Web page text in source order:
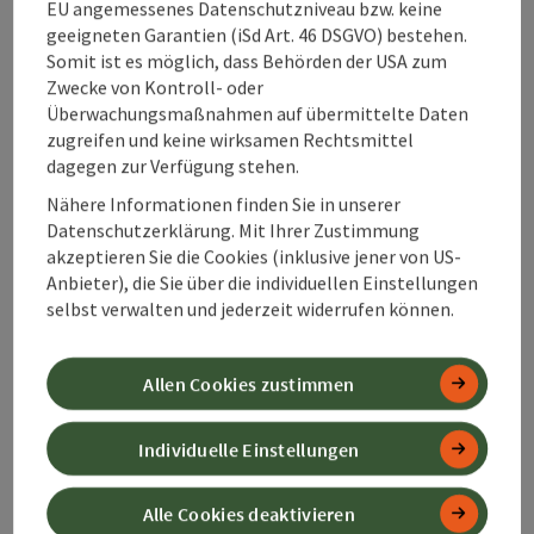
Bewirtschaftung mit Erfahrung und Sorgfalt weiter –
im Einklang mit Natur und Jahreszeiten. So bleibt die
artenreiche Tier- und Pflanzenwelt erhalten.
Wer hier einkehrt, erlebt Landschaft und Herkunft
zugleich – bei regionalen Almschmankerlnin einer der
bewirtschafteten Hütten, mit Blick auf Wiesen,
Wälder und Gipfel im Herzen Oberösterreichs.
Almen und Hütten
EU angemessenes Datenschutzniveau bzw. keine
geeigneten Garantien (iSd Art. 46 DSGVO) bestehen.
Somit ist es möglich, dass Behörden der USA zum
Zwecke von Kontroll- oder
Überwachungsmaßnahmen auf übermittelte Daten
zugreifen und keine wirksamen Rechtsmittel
dagegen zur Verfügung stehen.
Nähere Informationen finden Sie in unserer
Datenschutzerklärung. Mit Ihrer Zustimmung
akzeptieren Sie die Cookies (inklusive jener von US-
Anbieter), die Sie über die individuellen Einstellungen
selbst verwalten und jederzeit widerrufen können.
Alle Cookies deaktivieren
Individuelle Einstellungen
Allen Cookies zustimmen